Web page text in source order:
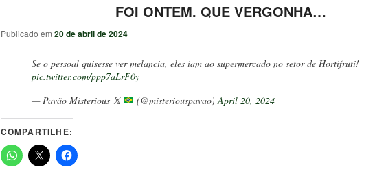
FOI ONTEM. QUE VERGONHA…
Publicado em 20 de abril de 2024
Se o pessoal quisesse ver melancia, eles iam ao supermercado no setor de Hortifruti!
pic.twitter.com/ppp7aLrF0y
— Pavão Misterious 𝕏
(@misteriouspavao) April 20, 2024
COMPARTILHE: